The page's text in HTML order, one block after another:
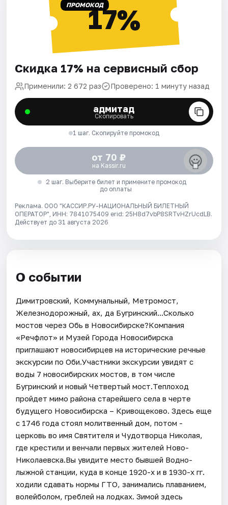
ПРОМОКОД17%
Скидка 17% на сервисный сбор
Применили: 2 672 раз Проверено: 1 минуту назад
адмитад
Скопировать
1 шаг. Скопируйте промокод
от 70 ₽
на Kassir.ru
2 шаг. Выберите билет и примените промокод
до оплаты
Реклама. ООО "КАССИР.РУ-НАЦИОНАЛЬНЫЙ БИЛЕТНЫЙ
ОПЕРАТОР", ИНН: 7841075409 erid: 25H8d7vbP8SRTvHZrUcdLB.
Действует до 31 августа 2026
О событии
Димитровский, Коммунальный, Метромост,
Железнодорожный, ах, да Бугринский...Сколько
мостов через Обь в Новосибирске?Компания
«Речфлот» и Музей Города Новосибирска
приглашают новосибирцев на исторические речные
экскурсии по Оби.Участники экскурсии увидят с
воды 7 новосибирских мостов, в том числе
Бугринский и новый Четвертый мост.Теплоход
пройдет мимо района старейшего села в черте
будущего Новосибирска – Кривощеково. Здесь еще
с 1746 года стоял молитвенный дом, потом -
церковь во имя Святителя и Чудотворца Николая,
где крестили и венчали первых жителей Ново-
Николаевска.Вы увидите место бывшей Водно-
лыжной станции, куда в конце 1920-х и в 1930-х гг.
ходили сдавать нормы ГТО, занимались плаванием,
волейболом, греблей на лодках. Зимой здесь